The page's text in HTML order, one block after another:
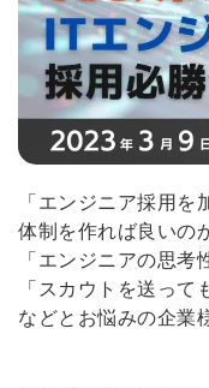
「エンジニア採用
体制を作れば良いの
「エンジニアの思考
「スカウトを送って
などとお悩みの企業